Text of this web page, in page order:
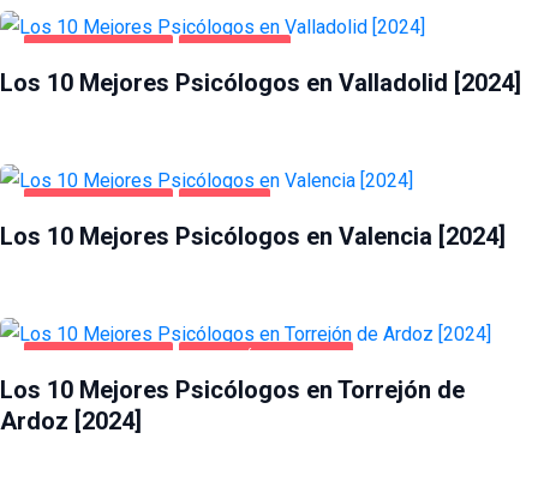
SALUD Y BELLEZA VALLADOLID
Los 10 Mejores Psicólogos en Valladolid [2024]
SALUD Y BELLEZA VALENCIA
Los 10 Mejores Psicólogos en Valencia [2024]
SALUD Y BELLEZA TORREJÓN DE ARDOZ
Los 10 Mejores Psicólogos en Torrejón de
Ardoz [2024]